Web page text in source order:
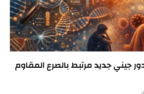
جديد مرتبط بالصرع المقاوم